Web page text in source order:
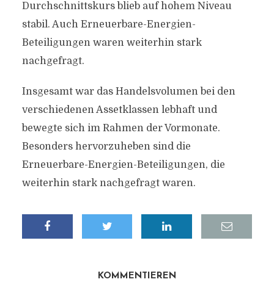
Durchschnittskurs blieb auf hohem Niveau
stabil. Auch Erneuerbare-Energien-
Beteiligungen waren weiterhin stark
nachgefragt.
Insgesamt war das Handelsvolumen bei den
verschiedenen Assetklassen lebhaft und
bewegte sich im Rahmen der Vormonate.
Besonders hervorzuheben sind die
Erneuerbare-Energien-Beteiligungen, die
weiterhin stark nachgefragt waren.
KOMMENTIEREN